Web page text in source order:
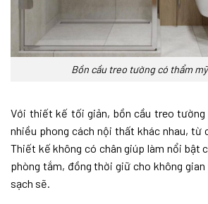
Bồn cầu treo tường có thẩm
Với thiết kế tối giản, bồn cầu treo
nhiều phong cách nội thất khác nhau, từ
Thiết kế không có chân giúp làm nổi bật
phòng tắm, đồng thời giữ cho không
sạch sẽ.